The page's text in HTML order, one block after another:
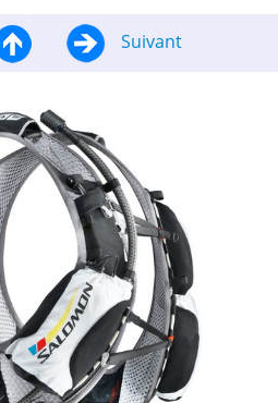
Suivant